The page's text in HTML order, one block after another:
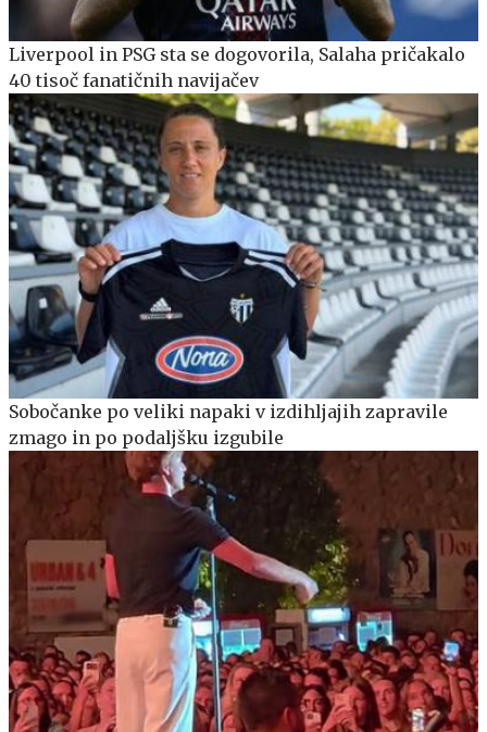
Liverpool in PSG sta se dogovorila, Salaha pričakalo
40 tisoč fanatičnih navijačev
Sobočanke po veliki napaki v izdihljajih zapravile
zmago in po podaljšku izgubile